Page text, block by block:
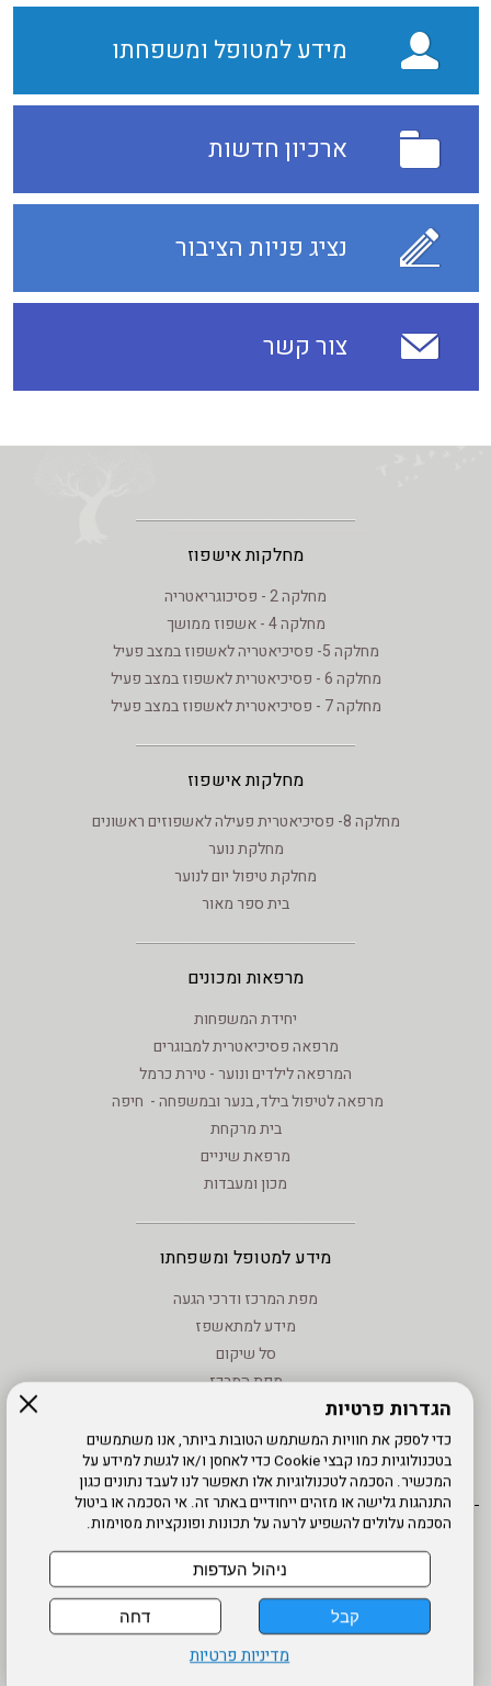
הגדרות פרטיות
כדי לספק את חוויות המשתמש הטובות ביותר, אנו משתמשים
בטכנולוגיות כמו קבצי Cookie כדי לאחסן ו/או לגשת למידע על
המכשיר. הסכמה לטכנולוגיות אלו תאפשר לנו לעבד נתונים כגון
התנהגות גלישה או מזהים ייחודיים באתר זה. אי הסכמה או ביטול
הסכמה עלולים להשפיע לרעה על תכונות ופונקציות מסוימות.
קבל דחה
ניהול העדפות
מדיניות פרטיות
מידע למטופל ומשפחתו
ארכיון חדשות
נציג פניות הציבור
צור קשר
מחלקות אישפוז
מחלקה 2 - פסיכוגריאטריה
מחלקה 4 - אשפוז ממושך
מחלקה 5- פסיכיאטריה לאשפוז במצב פעיל
מחלקה 6 - פסיכיאטרית לאשפוז במצב פעיל
מחלקה 7 - פסיכיאטרית לאשפוז במצב פעיל
מחלקות אישפוז
מחלקה 8- פסיכיאטרית פעילה לאשפוזים ראשונים
מחלקת נוער
מחלקת טיפול יום לנוער
בית ספר מאור
מרפאות ומכונים
יחידת המשפחות
מרפאה פסיכיאטרית למבוגרים
המרפאה לילדים ונוער - טירת כרמל
מרפאה לטיפול בילד, בנער ובמשפחה - חיפה
בית מרקחת
מרפאת שיניים
מכון ומעבדות
מידע למטופל ומשפחתו
מפת המרכז ודרכי הגעה
מידע למתאשפז
סל שיקום
מפת המרכז
טיפול בנזעי חשמל
מידע שימוש - קישורים לאתרים
מפת אתר
הרשמה
דרונט
דיגיטל
-